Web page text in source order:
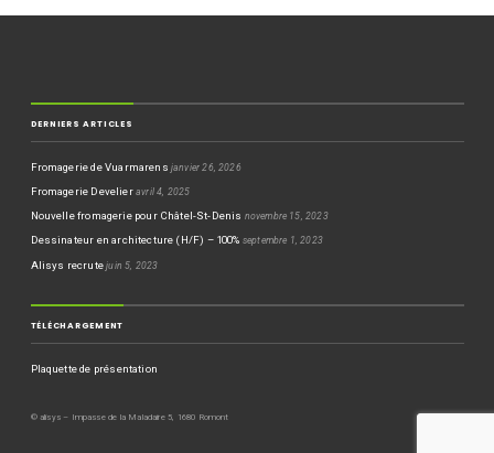
DERNIERS ARTICLES
Fromagerie de Vuarmarens janvier 26, 2026
Fromagerie Develier avril 4, 2025
Nouvelle fromagerie pour Châtel-St-Denis novembre 15, 2023
Dessinateur en architecture (H/F) – 100% septembre 1, 2023
Alisys recrute juin 5, 2023
TÉLÉCHARGEMENT
Plaquette de présentation
© alisys – Impasse de la Maladaire 5, 1680 Romont